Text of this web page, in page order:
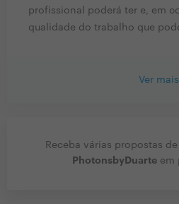
profissional poderá ter e, em
qualidade do trabalho que
Ver mais
Receba várias propostas
PhotonsbyDuarte em